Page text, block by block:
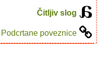
Čitljiv slog
Podcrtane poveznice